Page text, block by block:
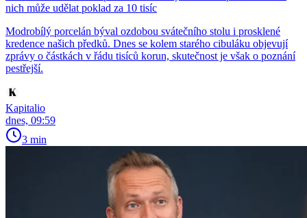
nich může udělat poklad za 10 tisíc
Modrobílý porcelán býval ozdobou svátečního stolu i prosklené
kredence našich předků. Dnes se kolem starého cibuláku objevují
zprávy o částkách v řádu tisíců korun, skutečnost je však o poznání
pestřejší.
Kapitalio
dnes, 09:59
3 min